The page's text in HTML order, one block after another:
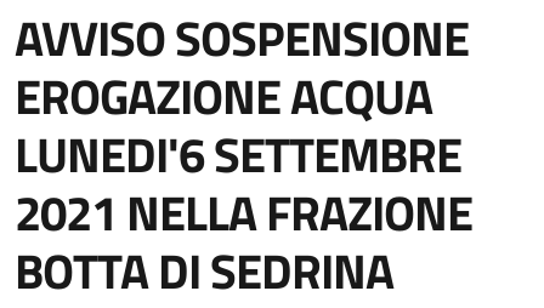
AVVISO SOSPENSIONE
EROGAZIONE ACQUA
LUNEDI'6 SETTEMBRE
2021 NELLA FRAZIONE
BOTTA DI SEDRINA